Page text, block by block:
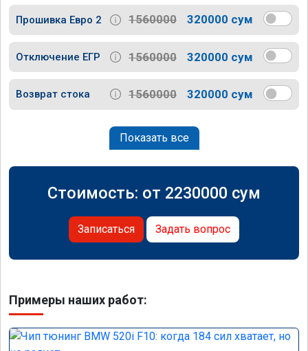
Прошивка Евро 2 1560000 320000 сум
Отключение ЕГР 1560000 320000 сум
Возврат стока 1560000 320000 сум
Показать все
Стоимость: от 2230000 сум
Записаться Задать вопрос
Примеры наших работ: